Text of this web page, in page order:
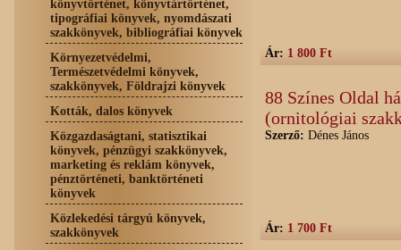
könyvtörténet, könyvtártörténet,
tipográfiai könyvek, nyomdászati
szakkönyvek, bibliográfiai könyvek
Környezetvédelmi,
Természetvédelmi könyvek,
szakkönyvek, Földrajzi könyvek
Kották, dalos könyvek
Közgazdaságtani, statisztikai
könyvek, pénzügyi szakkönyvek,
marketing és reklám könyvek,
pénztörténeti, banktörténeti
könyvek
Közlekedési tárgyú könyvek,
szakkönyvek
Ár: 1 800 Ft
88 Színes Oldal
(ornitológiai
Szerző: Dénes János
Ár: 1 700 Ft